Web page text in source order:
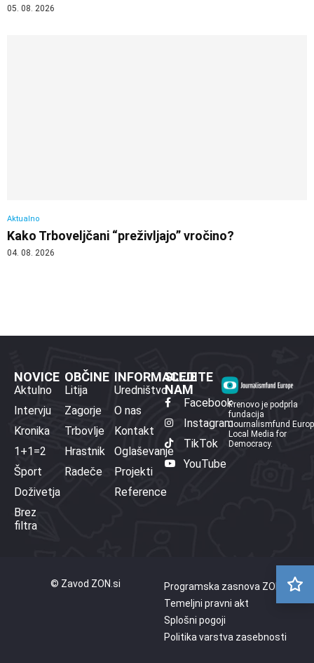
05. 08. 2026
Aktualno
Kako Trboveljčani “preživljajo” vročino?
04. 08. 2026
NOVICE
Aktulno
Intervju
Kronika
1+1=2
Šport
Doživetja
Brez
filtra
OBČINE
Litija
Zagorje
Trbovlje
Hrastnik
Radeče
INFORMACIJE
Uredništvo
O nas
Kontakt
Oglaševanje
Projekti
Reference
SLEDITE
NAM
Facebook
Instagram
TikTok
YouTube
Prenovo je podprla
fundacija
Journalismfund
Local Media for
Democracy.
© Zavod ZON.si
Programska zasnova ZON
Temeljni pravni akt
Splošni pogoji
Politika varstva zasebnosti